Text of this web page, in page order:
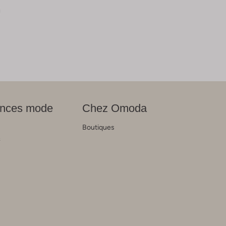
mode Chez Omoda
Boutiques